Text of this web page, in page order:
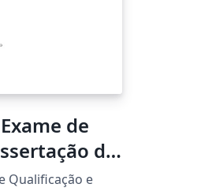
de
de
Qualificação e